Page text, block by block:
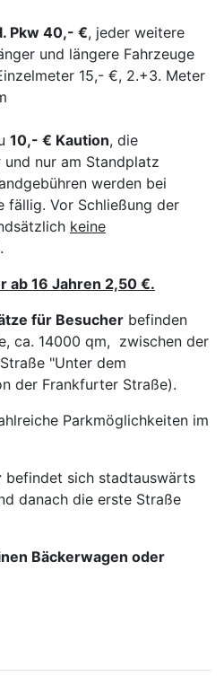
Pkw 40,- €, jeder weitere
und längere Fahrzeuge
15,- €, 2.+3. Meter
10,- € Kaution, die
und nur am Standplatz
werden bei
fällig. Vor Schließung der
keine
ab 16 Jahren 2,50 €.
für Besucher befinden
ca. 14000 qm, zwischen der
"Unter dem
der Frankfurter Straße).
Parkmöglichkeiten im
befindet sich stadtauswärts
danach die erste Straße
Bäckerwagen oder